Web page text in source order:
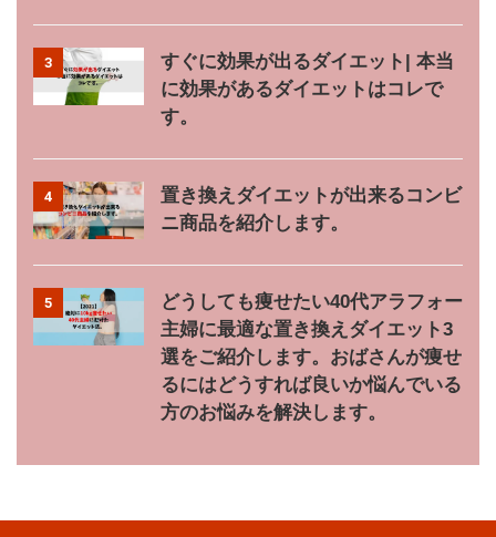
3
すぐに効果が出るダイエット| 本当
に効果があるダイエットはコレで
す。
4
置き換えダイエットが出来るコンビ
ニ商品を紹介します。
5
どうしても痩せたい40代アラフォー
主婦に最適な置き換えダイエット3
選をご紹介します。おばさんが痩せ
るにはどうすれば良いか悩んでいる
方のお悩みを解決します。